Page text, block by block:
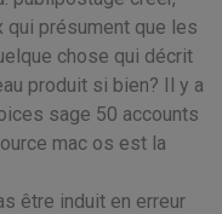
qui présument que les
chose qui décrit
produit si bien? Il y a
sage 50 accounts
mac os est la
être induit en erreur